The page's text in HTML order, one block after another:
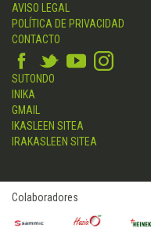
AVISO LEGAL
POLÍTICA DE PRIVACIDAD
CONTACTO
SUTONDO
INIKA
GMAIL
IKASLEEN SITEA
IRAKASLEEN SITEA
Colaboradores